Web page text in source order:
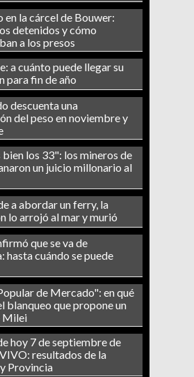
en la cárcel de Bouwer:
detenidos y cómo
a los presos
a cuánto puede llegar su
para fin de año
descuenta una
del peso en noviembre y
los 33": los mineros de
un juicio millonario al
a abordar un ferry, la
lo arrojó al mar y murió
que se va de
hasta cuándo se puede
de Mercado": en qué
blanqueo que propone un
Milei
hoy 7 de septiembre de
resultados de la
Provincia